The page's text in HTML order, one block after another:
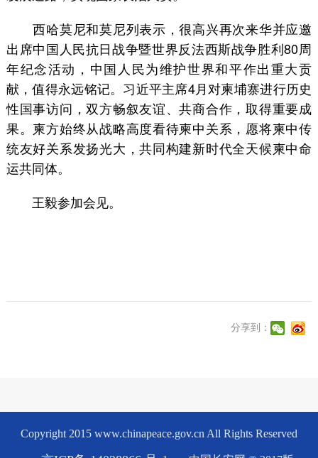
西哈莫尼和莫尼列表示，很高兴再次来华并应邀
出席中国人民抗日战争暨世界反法西斯战争胜利80周
年纪念活动，中国人民为维护世界和平作出重大贡
献，值得永远铭记。习近平主席4月对柬埔寨进行历史
性国事访问，双方畅叙友谊、共商合作，取得重要成
果。柬方始终从战略高度看待柬中关系，愿将柬中传
统友好关系发扬光大，共同构建新时代全天候柬中命
运共同体。
王毅参加会见。
分享到：
Copyright 2015 www.chinapeace.gov.cn All Rights Reserved